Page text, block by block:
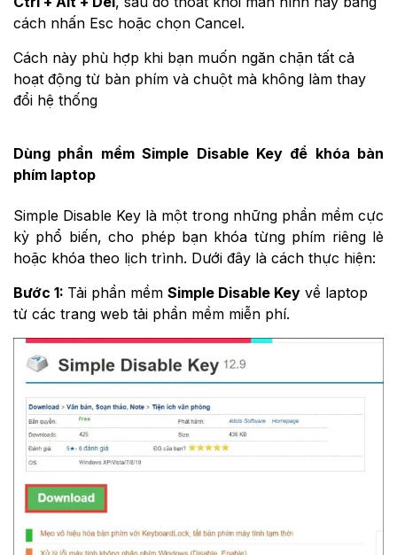
cách nhấn Esc hoặc chọn Cancel.
Cách này phù hợp khi bạn muốn ngăn chặn tất cả
hoạt động từ bàn phím và chuột mà không làm thay
đổi hệ thống​
Dùng phần mềm Simple Disable Key để khóa bàn
phím laptop
Simple Disable Key là một trong những phần mềm cực
kỳ phổ biến, cho phép bạn khóa từng phím riêng lẻ
hoặc khóa theo lịch trình. Dưới đây là cách thực hiện:
Bước 1: Tải phần mềm Simple Disable Key về laptop
từ các trang web tải phần mềm miễn phí.